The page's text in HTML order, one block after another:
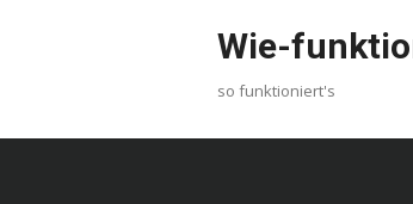
Wie-
so funktioniert's